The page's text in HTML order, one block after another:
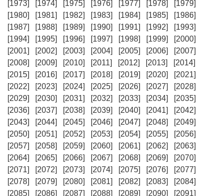
[1973] [1974] [1975] [1976] [1977] [1978]
[1979]
[1980]
[1981] [1982] [1983] [1984] [1985]
[1986]
[1987]
[1988] [1989] [1990] [1991] [1992]
[1993]
[1994]
[1995] [1996] [1997] [1998] [1999]
[2000]
[2001]
[2002] [2003] [2004] [2005] [2006]
[2007]
[2008]
[2009] [2010] [2011] [2012] [2013]
[2014]
[2015]
[2016] [2017] [2018] [2019] [2020]
[2021]
[2022]
[2023] [2024] [2025] [2026] [2027]
[2028]
[2029]
[2030] [2031] [2032] [2033] [2034]
[2035]
[2036]
[2037] [2038] [2039] [2040] [2041]
[2042]
[2043]
[2044] [2045] [2046] [2047] [2048]
[2049]
[2050]
[2051] [2052] [2053] [2054] [2055]
[2056]
[2057]
[2058] [2059] [2060] [2061] [2062]
[2063]
[2064]
[2065] [2066] [2067] [2068] [2069]
[2070]
[2071]
[2072] [2073] [2074] [2075] [2076]
[2077]
[2078]
[2079] [2080] [2081] [2082] [2083]
[2084]
[2085]
[2086] [2087] [2088] [2089] [2090]
[2091]